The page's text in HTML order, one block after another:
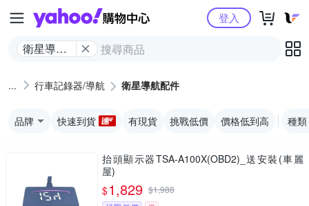
Yahoo購物中心
衛星導航
登入
行車記錄器/導航 衛星導航配件
品牌 快速到貨 有現貨 挑戰低價 價格低到高 種類
抬頭顯示器TSA-A100X(OBD2)_送安裝(車麗
屋)
$1,829 $1,988